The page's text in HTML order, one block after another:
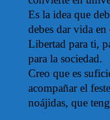
Es la idea que
debes dar vida
Libertad para ti,
para la sociedad.
Creo que es
acompañar el
noájidas, que